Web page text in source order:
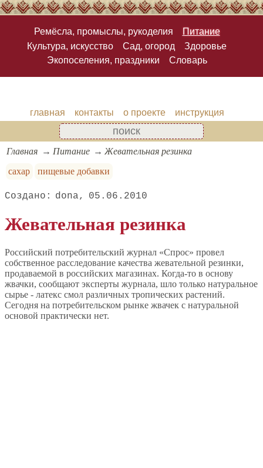
Ремёсла, промыслы, рукоделия
Питание
Культура, искусство
Сад, огород
Здоровье
Экопоселения, праздники
Словарь
главная контакты о проекте инструкция
Главная Питание
Жевательная резинка
сахар
пищевые добавки
dona 05.06.2010
Жевательная резинка
Российский потребительский журнал «Спрос» провел
собственное расследование качества жевательной резинки,
продаваемой в российских магазинах. Когда-то в основу
жвачки, сообщают эксперты журнала, шло только натуральное
сырье - латекс смол различных тропических растений.
Сегодня на потребительском рынке жвачек с натуральной
основой практически нет.